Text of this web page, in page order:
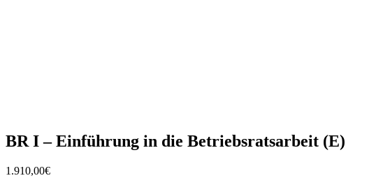
BR I – Einführung in die Betriebsratsarbeit (E)
1.910,00€